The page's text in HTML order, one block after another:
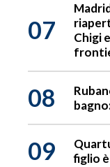
07
Chigi
08
09
figlio